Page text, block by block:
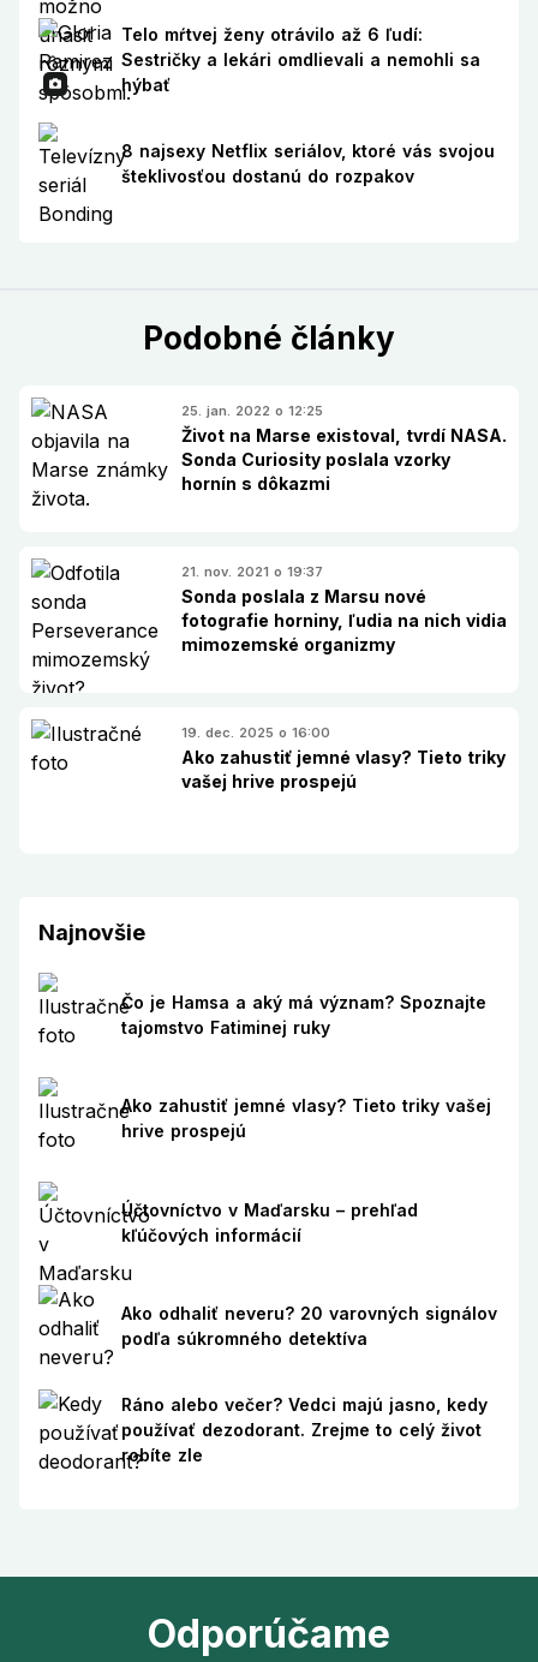
Telo mŕtvej ženy otrávilo až 6 ľudí:
Sestričky a lekári omdlievali a nemohli sa
hýbať
8 najsexy Netflix seriálov, ktoré vás svojou
šteklivosťou dostanú do rozpakov
Podobné články
25. jan. 2022 o 12:25
Život na Marse existoval, tvrdí NASA.
Sonda Curiosity poslala vzorky
hornín s dôkazmi
21. nov. 2021 o 19:37
Sonda poslala z Marsu nové
fotografie horniny, ľudia na nich vidia
mimozemské organizmy
19. dec. 2025 o 16:00
Ako zahustiť jemné vlasy? Tieto triky
vašej hrive prospejú
Najnovšie
Čo je Hamsa a aký má význam? Spoznajte
tajomstvo Fatiminej ruky
Ako zahustiť jemné vlasy? Tieto triky vašej
hrive prospejú
Účtovníctvo v Maďarsku – prehľad
kľúčových informácií
Ako odhaliť neveru? 20 varovných signálov
podľa súkromného detektíva
Ráno alebo večer? Vedci majú jasno, kedy
používať dezodorant. Zrejme to celý život
robíte zle
Odporúčame